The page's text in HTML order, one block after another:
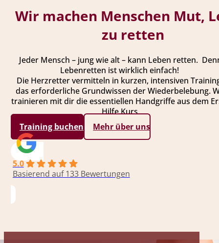
Wir machen Menschen Mut,
zu retten
Jeder Mensch – jung wie alt – kann Leben retten.
Lebenretten ist wirklich einfach!
Die Herzretter vermitteln in kurzen, intensiven
das erforderliche Grundwissen der Wiederbelebung.
trainieren mit dir die essentiellen Handgriffe aus dem
Hilfe Kurs.
Training buchen
Mehr über uns
5.0
Basierend auf 133 Bewertungen